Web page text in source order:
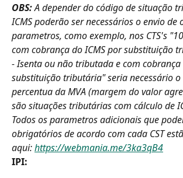
OBS: A depender do código de situação
ICMS poderão ser necessários o envio de
parametros, como exemplo, nos CTS's
com cobrança do ICMS por substituição
- Isenta ou não tributada e com cobrança
substituição tributária" seria necessário o
percentua da MVA (margem do valor
são situações tributárias com cálculo de
Todos os parametros adicionais que
obrigatórios de acordo com cada CST
aqui: https://webmania.me/3ka3qB4
IPI: